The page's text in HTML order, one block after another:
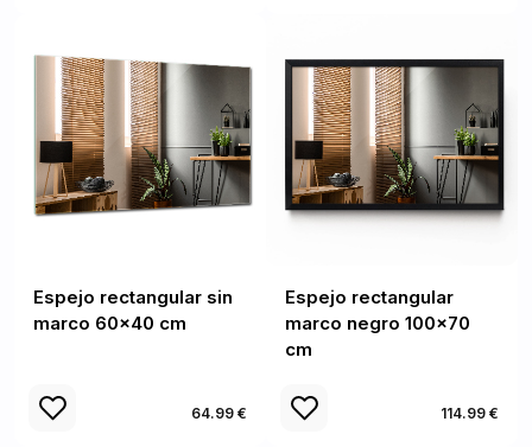
Espejo rectangular sin
marco 60x40 cm
64.99 €
Espejo rectangular
marco negro 100x70
cm
114.99 €